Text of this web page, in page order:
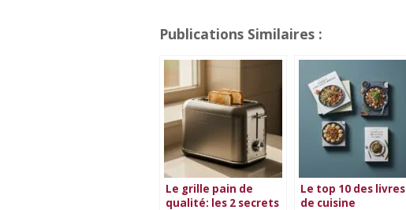
Publications Similaires :
Le grille pain de
qualité: les 2 secrets
Le top 10 des livres
de cuisine